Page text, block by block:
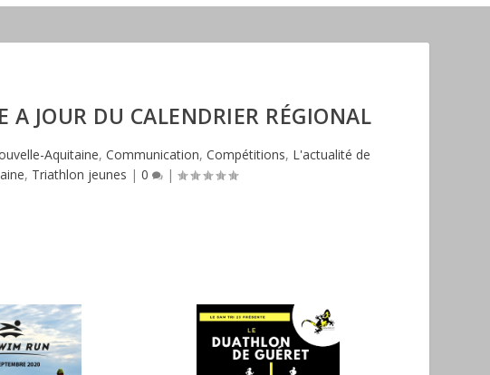
JOUR DU CALENDRIER RÉGIONAL
Aquitaine, Communication, Compétitions, L'actualité de
, Triathlon jeunes | 0 |